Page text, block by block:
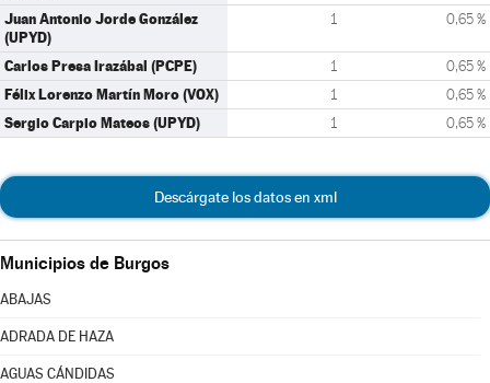
Juan Antonio Jorde González
(UPYD)
1 0,65 %
Carlos Presa Irazábal (PCPE) 1 0,65 %
Félix Lorenzo Martín Moro (VOX) 1 0,65 %
Sergio Carpio Mateos (UPYD) 1 0,65 %
Descárgate los datos en xml
Municipios de Burgos
ABAJAS
ADRADA DE HAZA
AGUAS CÁNDIDAS